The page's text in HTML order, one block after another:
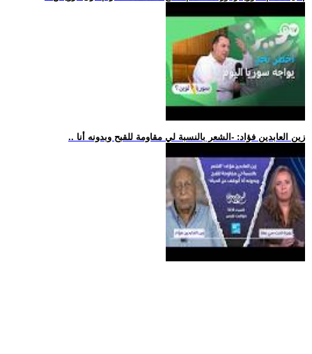
.. زين العابدين فؤاد: -الشعر بالنسبة لي مقاومة للقبح وبدونه أنا